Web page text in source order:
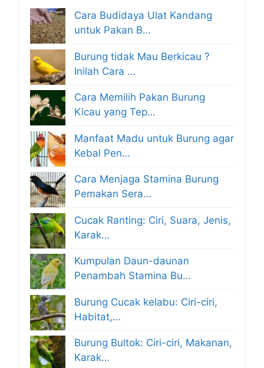
Cara Budidaya Ulat Kandang
untuk Pakan B…
Burung tidak Mau Berkicau ?
Inilah Cara …
Cara Memilih Pakan Burung
Kicau yang Tep…
Manfaat Madu untuk Burung agar
Kebal Pen…
Cara Menjaga Stamina Burung
Pemakan Sera…
Cucak Ranting: Ciri, Suara, Jenis,
Karak…
Kumpulan Daun-daunan
Penambah Stamina Bu…
Burung Cucak kelabu: Ciri-ciri,
Habitat,…
Burung Bultok: Ciri-ciri, Makanan,
Karak…